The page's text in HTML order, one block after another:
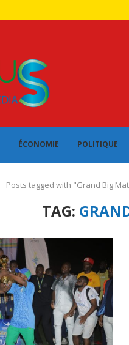
ÉCONOMIE POLITIQUE
Posts tagged with "Grand Big
TAG: